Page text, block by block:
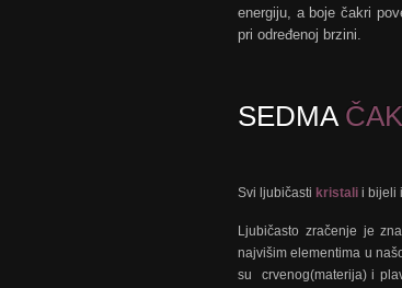
energiju, a boje čakri
pri određenoj brzini.
SEDMA
Svi ljubičasti kristali i bijeli
Ljubičasto zračenje je
najvišim elementima u
su crvenog(materija) i